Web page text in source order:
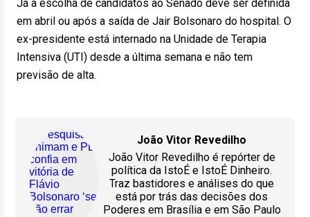
Já a escolha de candidatos ao Senado deve ser definida
em abril ou após a saída de Jair Bolsonaro do hospital. O
ex-presidente está internado na Unidade de Terapia
Intensiva (UTI) desde a última semana e não tem
previsão de alta.
João Vitor Revedilho
João Vitor Revedilho é repórter de
política da IstoÉ e IstoÉ Dinheiro.
Traz bastidores e análises do que
está por trás das decisões dos
Poderes em Brasília e em São Paulo